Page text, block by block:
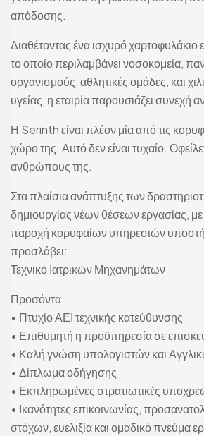
απόδοσης.
Διαθέτοντας ένα ισχυρό χαρτοφυλάκιο
το οποίο περιλαμβάνει νοσοκομεία,
οργανισμούς, αθλητικές ομάδες, και
υγείας, η εταιρία παρουσιάζει συνεχή
Η Serinth είναι πλέον μία από τις
χώρο της. Αυτό δεν είναι τυχαίο.
ανθρώπους της.
Στα πλαίσια ανάπτυξης των
δημιουργίας νέων θέσεων εργασίας,
παροχή κορυφαίων υπηρεσιών
προσλάβει:
Τεχνικό Ιατρικών Μηχανημάτων
Προσόντα:
• Πτυχίο ΑΕΙ τεχνικής κατεύθυνσης
• Επιθυμητή η προϋπηρεσία σε
• Καλή γνώση υπολογιστών και
• Δίπλωμα οδήγησης
• Εκπληρωμένες στρατιωτικές
• Ικανότητες επικοινωνίας,
στόχων, ευελιξία και ομαδικό πνεύμα